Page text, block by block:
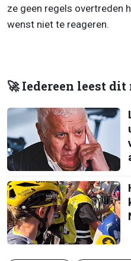
ze geen regels overtreden
wenst niet te reageren.
🚀 Iedereen leest dit